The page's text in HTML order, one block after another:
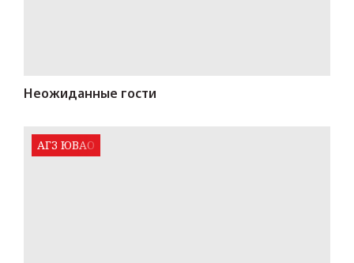
Неожиданные гости
АГЗ ЮВАО